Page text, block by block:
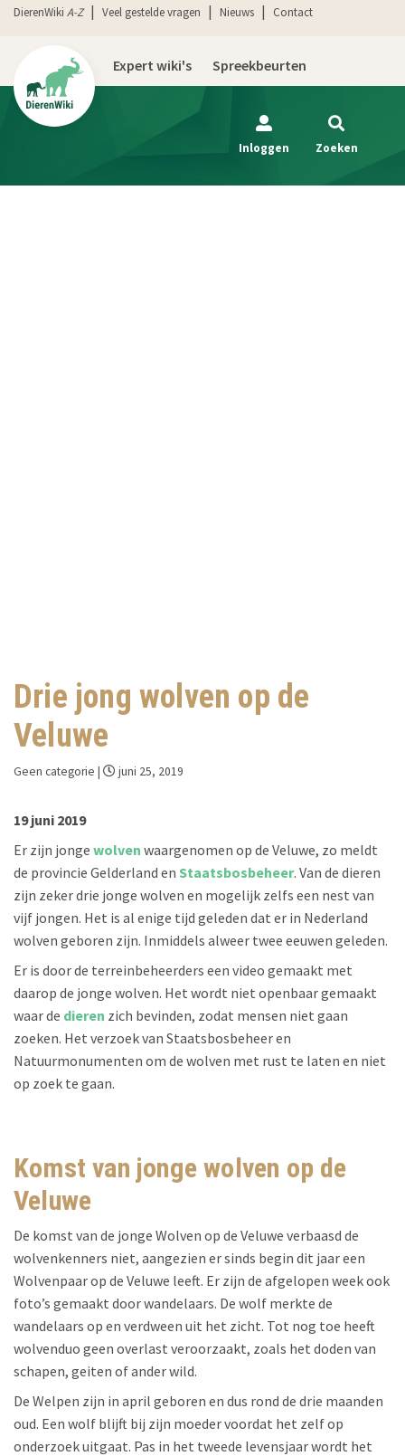
DierenWiki A-Z Veel gestelde vragen Nieuws Contact
Expert wiki's Spreekbeurten
Inloggen Zoeken
Drie jong wolven op de
Veluwe
Geen categorie | juni 25, 2019
19 juni 2019
Er zijn jonge wolven waargenomen op de Veluwe, zo meldt
de provincie Gelderland en Staatsbosbeheer. Van de dieren
zijn zeker drie jonge wolven en mogelijk zelfs een nest van
vijf jongen. Het is al enige tijd geleden dat er in Nederland
wolven geboren zijn. Inmiddels alweer twee eeuwen geleden.
Er is door de terreinbeheerders een video gemaakt met
daarop de jonge wolven. Het wordt niet openbaar gemaakt
waar de dieren zich bevinden, zodat mensen niet gaan
zoeken. Het verzoek van Staatsbosbeheer en
Natuurmonumenten om de wolven met rust te laten en niet
op zoek te gaan.
Komst van jonge wolven op de
Veluwe
De komst van de jonge Wolven op de Veluwe verbaasd de
wolvenkenners niet, aangezien er sinds begin dit jaar een
Wolvenpaar op de Veluwe leeft. Er zijn de afgelopen week ook
foto’s gemaakt door wandelaars. De wolf merkte de
wandelaars op en verdween uit het zicht. Tot nog toe heeft
wolvenduo geen overlast veroorzaakt, zoals het doden van
schapen, geiten of ander wild.
De Welpen zijn in april geboren en dus rond de drie maanden
oud. Een wolf blijft bij zijn moeder voordat het zelf op
onderzoek uitgaat. Pas in het tweede levensjaar wordt het